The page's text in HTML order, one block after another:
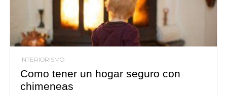
INTERIORISMO
Como tener un hogar seguro con
chimeneas